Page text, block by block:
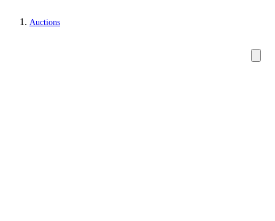
Auctions